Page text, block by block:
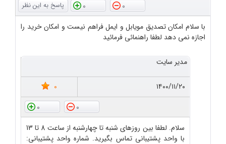
0
0
با سلام امکان تصدیق مویابل و ایمل فراهم نیست و امکان خرید را
اجازه نمی دهد لطفا راهنمائی فرمائید
مدیر سایت
۱۴۰۰/۱۱/۲۰
0
0
0
سلام. لطفا بین روزهای شنبه تا چهارشنبه از ساعت 8 تا 13
با واحد پشتیبانی تماس بگیرید. شماره واحد پشتیبانی: